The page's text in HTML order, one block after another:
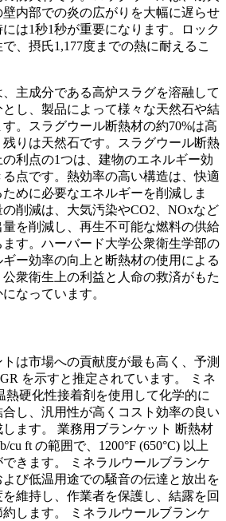
内部での炎の広がりを大幅に遅らせ
は1秒1秒が重要になります。ロック
、摂氏1,177度までの熱に耐えるこ
主成分である高炉スラグを溶融して
し、製品によって様々な天然石や結
。スラグウール断熱材の約70%は高
りは天然石です。スラグウール断熱
利点の1つは、建物のエネルギー効
点です。熱効率の高い構造は、快適
めに必要なエネルギーを削減しま
削減は、大気汚染やCO2、NOxなど
を削減し、再生不可能な燃料の供給
す。ハーバード大学公衆衛生学部の
ー効率の向上と断熱材の使用による
衆衛生上の利益と人命の救済がもた
なっています。
は市場への貢献度が最も高く、予測
を示すと推定されています。 ミネ
熱硬化性接着剤を使用して化学的に
し、汎用性が高くコスト効率の良い
ます。 業務用ブランケット 断熱材
cu ft の範囲で、1200°F (650°C) 以上
きます。 ミネラルウールブランケ
び低温用途での騒音の伝達と放出を
維持し、作業者を保護し、結露を回
します。 ミネラルウールブランケ